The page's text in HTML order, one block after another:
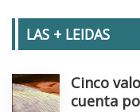
LAS + LEIDAS
Cinco
cuenta